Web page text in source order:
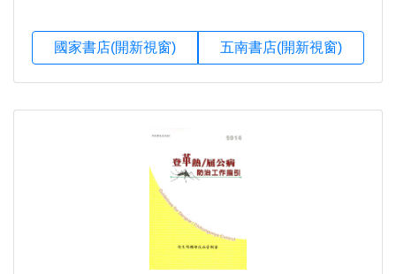
國家書店(開新視窗) 五南書店(開新視窗)